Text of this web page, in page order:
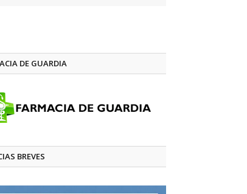
DE GUARDIA
BREVES